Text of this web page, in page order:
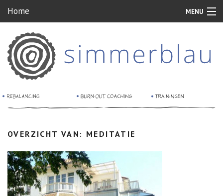
Home MENU
Home
Rebalancing
Burn-out coaching
Relatie therapie
Ervaringen
Tarieven
OVERZICHT VAN: MEDITATIE